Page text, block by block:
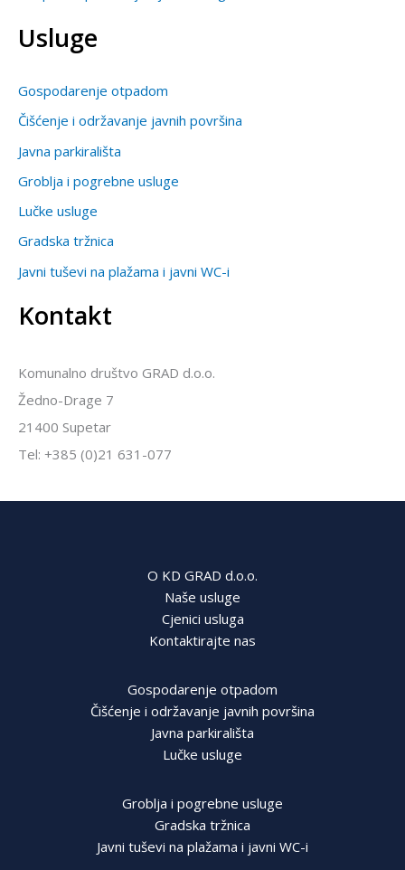
Usluge
Gospodarenje otpadom
Čišćenje i održavanje javnih površina
Javna parkirališta
Groblja i pogrebne usluge
Lučke usluge
Gradska tržnica
Javni tuševi na plažama i javni WC-i
Kontakt
Komunalno društvo GRAD d.o.o.
Žedno-Drage 7
21400 Supetar
Tel: +385 (0)21 631-077
O KD GRAD d.o.o.
Naše usluge
Cjenici usluga
Kontaktirajte nas
Gospodarenje otpadom
Čišćenje i održavanje javnih površina
Javna parkirališta
Lučke usluge
Groblja i pogrebne usluge
Gradska tržnica
Javni tuševi na plažama i javni WC-i